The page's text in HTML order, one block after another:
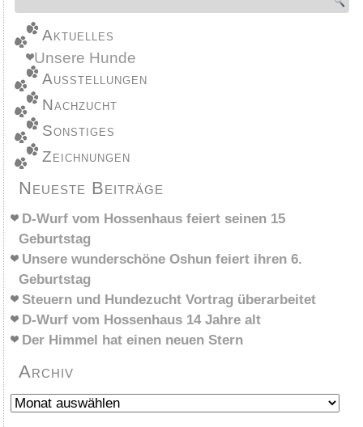
Aktuelles
Unsere Hunde
Ausstellungen
Nachzucht
Sonstiges
Zeichnungen
Neueste Beiträge
D-Wurf vom Hossenhaus feiert seinen 15
Geburtstag
Unsere wunderschöne Oshun feiert ihren 6.
Geburtstag
Steuern und Hundezucht Vortrag überarbeitet
D-Wurf vom Hossenhaus 14 Jahre alt
Der Himmel hat einen neuen Stern
Archiv
Archiv